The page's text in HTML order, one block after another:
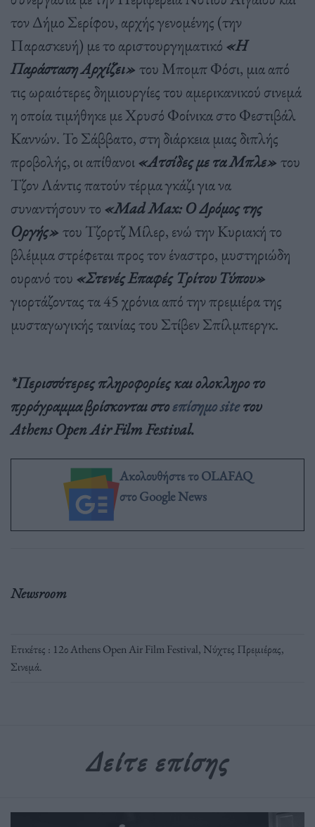
τον Δήμο Σερίφου, αρχής γενομένης (την
Παρασκευή) με το αριστουργηματικό «Η
Παράσταση Αρχίζει» του Μπομπ Φόσι, μια από
τις ωραιότερες δημιουργίες του αμερικανικού σινεμά
η οποία τιμήθηκε με Χρυσό Φοίνικα στο Φεστιβάλ
Καννών. Το Σάββατο, στη διάρκεια μιας διπλής
προβολής, οι απίθανοι«Ατσίδες με τα Μπλε» του
Τζον Λάντις πατούν τέρμα γκάζι για να
συναντήσουν το «Mad Max: Ο Δρόμος της
Οργής» του Τζορτζ Μίλερ, ενώ την Κυριακή το
βλέμμα στρέφεται προς τον έναστρο, μυστηριώδη
ουρανό του «Στενές Επαφές Τρίτου Τύπου»
γιορτάζοντας τα 45 χρόνια από την πρεμιέρα της
μυσταγωγικής ταινίας του Στίβεν Σπίλμπεργκ.
*Περισσότερες πληροφορίες και ολοκληρο το
πρρόγραμμα βρίσκονται στοεπίσημο siteτου
Athens Open Air Film Festival.
Ακολουθήστε το OLAFAQ
στο Google News
Newsroom
Ετικέτες : 12ο Athens Open Air Film Festival, Νύχτες Πρεμιέρας,
Σινεμά.
Δείτε επίσης